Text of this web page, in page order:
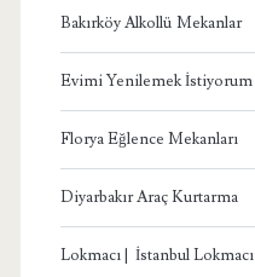
Bakırköy Alkollü Mekanlar
Evimi Yenilemek İstiyorum
Florya Eğlence Mekanları
Diyarbakır Araç Kurtarma
Lokmacı | İstanbul Lokmacı